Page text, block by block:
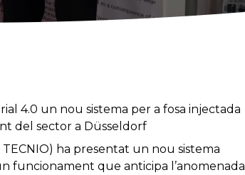
4.0 un nou sistema per a fosa injectada
del sector a Düsseldorf
ha presentat un nou sistema
funcionament que anticipa l’anomenada